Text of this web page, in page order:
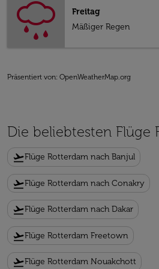
Freitag
Mäßiger Regen
Präsentiert von: OpenWeatherMap.org
Die beliebtesten Flüge
flight_takeoffFlüge Rotterdam nach Banjul
flight_takeoffFlüge Rotterdam nach Conakry
flight_takeoffFlüge Rotterdam nach Dakar
flight_takeoffFlüge Rotterdam Freetown
flight_takeoffFlüge Rotterdam Nouakchott